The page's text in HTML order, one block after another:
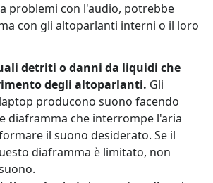
problemi con l'audio, potrebbe
con gli altoparlanti interni o il loro
detriti o danni da liquidi che
degli altoparlanti. Gli
producono suono facendo
diaframma che interrompe l'aria
il suono desiderato. Se il
diaframma è limitato, non